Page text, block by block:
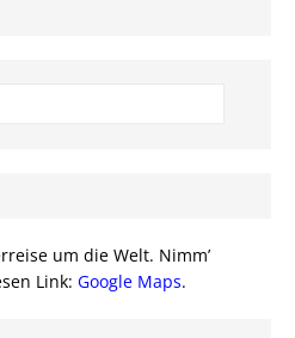
um die Welt. Nimm’
Link: Google Maps.